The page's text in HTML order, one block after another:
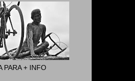
PARA + INFO